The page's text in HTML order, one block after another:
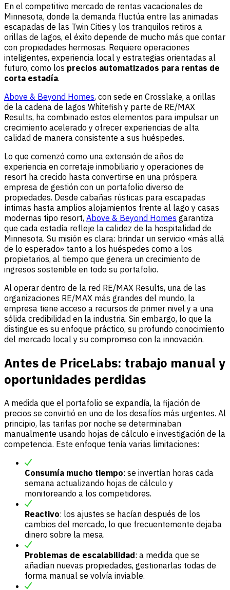
En el competitivo mercado de rentas vacacionales de
Minnesota, donde la demanda fluctúa entre las animadas
escapadas de las Twin Cities y los tranquilos retiros a
orillas de lagos, el éxito depende de mucho más que contar
con propiedades hermosas. Requiere operaciones
inteligentes, experiencia local y estrategias orientadas al
futuro, como los precios automatizados para rentas de
corta estadía.
Above & Beyond Homes, con sede en Crosslake, a orillas
de la cadena de lagos Whitefish y parte de RE/MAX
Results, ha combinado estos elementos para impulsar un
crecimiento acelerado y ofrecer experiencias de alta
calidad de manera consistente a sus huéspedes.
Lo que comenzó como una extensión de años de
experiencia en corretaje inmobiliario y operaciones de
resort ha crecido hasta convertirse en una próspera
empresa de gestión con un portafolio diverso de
propiedades. Desde cabañas rústicas para escapadas
íntimas hasta amplios alojamientos frente al lago y casas
modernas tipo resort, Above & Beyond Homes garantiza
que cada estadía refleje la calidez de la hospitalidad de
Minnesota. Su misión es clara: brindar un servicio «más allá
de lo esperado» tanto a los huéspedes como a los
propietarios, al tiempo que genera un crecimiento de
ingresos sostenible en todo su portafolio.
Al operar dentro de la red RE/MAX Results, una de las
organizaciones RE/MAX más grandes del mundo, la
empresa tiene acceso a recursos de primer nivel y a una
sólida credibilidad en la industria. Sin embargo, lo que la
distingue es su enfoque práctico, su profundo conocimiento
del mercado local y su compromiso con la innovación.
Antes de PriceLabs: trabajo manual y
oportunidades perdidas
A medida que el portafolio se expandía, la fijación de
precios se convirtió en uno de los desafíos más urgentes. Al
principio, las tarifas por noche se determinaban
manualmente usando hojas de cálculo e investigación de la
competencia. Este enfoque tenía varias limitaciones:
Consumía mucho tiempo: se invertían horas cada
semana actualizando hojas de cálculo y
monitoreando a los competidores.
Reactivo: los ajustes se hacían después de los
cambios del mercado, lo que frecuentemente dejaba
dinero sobre la mesa.
Problemas de escalabilidad: a medida que se
añadían nuevas propiedades, gestionarlas todas de
forma manual se volvía inviable.